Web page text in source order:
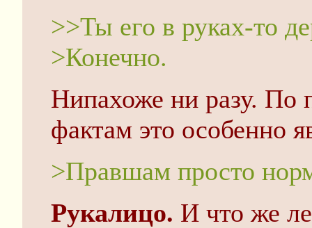
>>Ты его в руках-то
>Конечно.
Нипахоже ни разу. По
фактам это особенно
>Правшам просто
Рукалицо. И что же